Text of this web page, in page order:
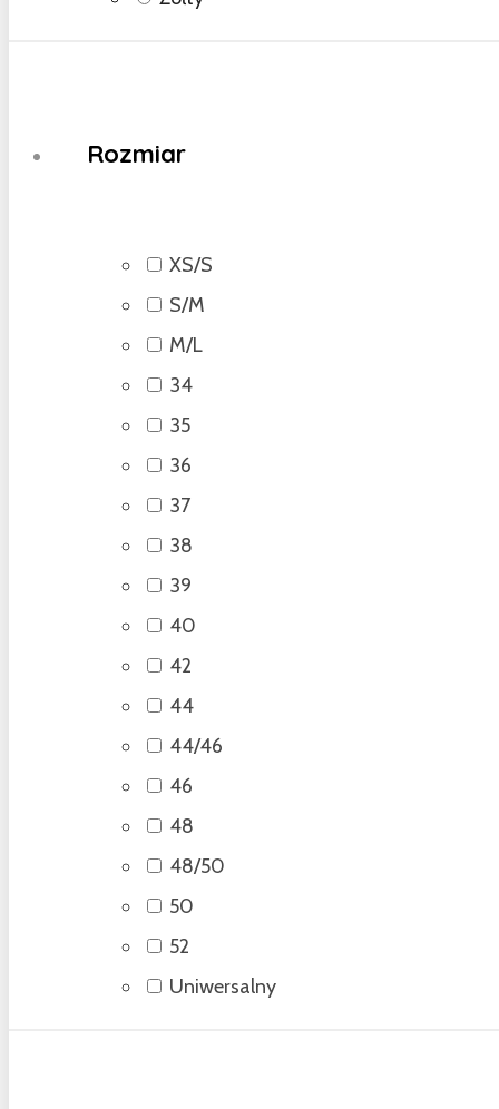
Rozmiar
XS/S
S/M
M/L
34
35
36
37
38
39
40
42
44
44/46
46
48
48/50
50
52
Uniwersalny